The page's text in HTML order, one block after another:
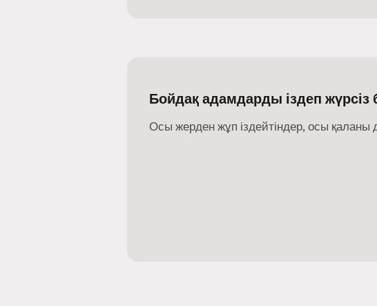
Бойдақ адамдарды іздеп жүрсіз
Осы жерден жұп іздейтіндер, осы қаланы